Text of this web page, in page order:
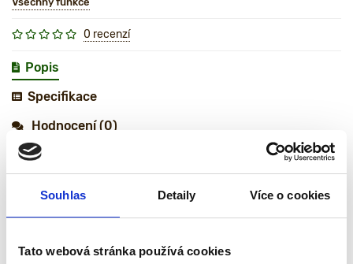
Souhlas Detaily Více o cookies
Tato webová stránka používá cookies
0 recenzí
Popis
Specifikace
Hodnocení (0)
Dubový sud 10 l ve tvaru džbánu
je tradiční nádoba určená pro
zrání a skladování vína, destilátů
a medoviny. Díky rustikálnímu
designu je vhodný nejen pro
prvek do domácnosti nebo vinotéky.